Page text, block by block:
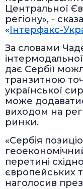
Центральної
регіону», -
«Інтерфакс-
За словами
дає Сербії
транзитною
української
може
виходом на
ринки.
«Сербія
перетині
європейських
наголосив